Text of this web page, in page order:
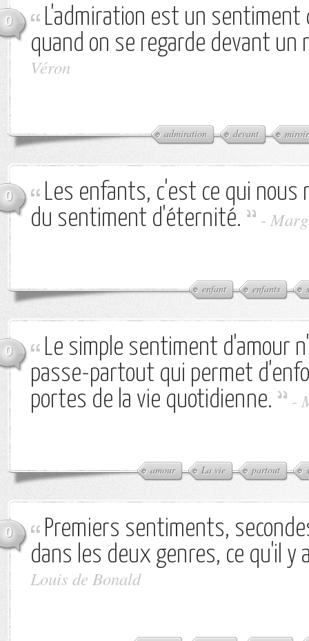
0
L'admiration est un sentiment
quand on se regarde devant un
Véron
admiration devant miroir
0
Les enfants, c'est ce qui nous
du sentiment d'éternité.
-
enfant enfants
0
Le simple sentiment d'amour
passe-partout qui permet
portes de la vie quotidienne.
-
amour La vie partout
0
Premiers sentiments,
dans les deux genres, ce qu'il y
Louis de Bonald